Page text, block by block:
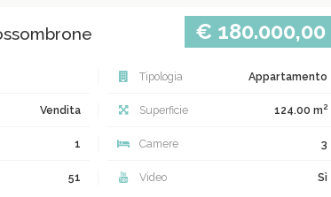
€ 180.000,00
Tipologia Appartamento
Vendita Superficie 124.00 m2
1 Camere 3
51 Video Sì